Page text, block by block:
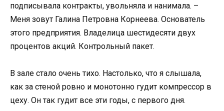
подписывала контракты, увольняла и нанимала. –
Меня зовут Галина Петровна Корнеева. Основатель
этого предприятия. Владелица шестидесяти двух
процентов акций. Контрольный пакет.
В зале стало очень тихо. Настолько, что я слышала,
как за стеной ровно и монотонно гудит компрессор в
цеху. Он так гудит все эти годы, с первого дня.